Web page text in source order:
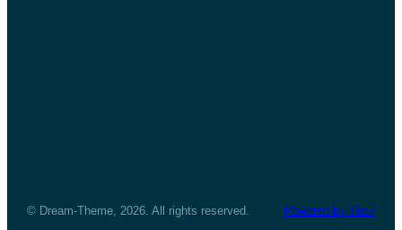
© Dream-Theme, 2026. All rights reserved. Powered by The7